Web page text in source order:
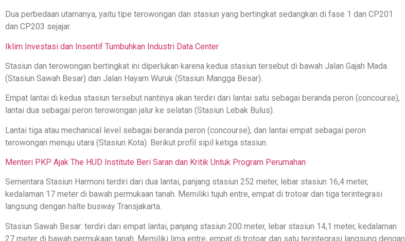
Dua perbedaan utamanya, yaitu tipe terowongan dan stasiun yang bertingkat sedangkan di fase 1 dan CP201
dan CP203 sejajar.
Iklim Investasi dan Insentif Tumbuhkan Industri Data Center
Stasiun dan terowongan bertingkat ini diperlukan karena kedua stasiun tersebut di bawah Jalan Gajah Mada
(Stasiun Sawah Besar) dan Jalan Hayam Wuruk (Stasiun Mangga Besar).
Empat lantai di kedua stasiun tersebut nantinya akan terdiri dari lantai satu sebagai beranda peron (concourse),
lantai dua sebagai peron terowongan jalur ke selatan (Stasiun Lebak Bulus).
Lantai tiga atau mechanical level sebagai beranda peron (concourse), dan lantai empat sebagai peron
terowongan menuju utara (Stasiun Kota). Berikut profil sipil ketiga stasiun.
Menteri PKP Ajak The HUD Institute Beri Saran dan Kritik Untuk Program Perumahan
Sementara Stasiun Harmoni terdiri dari dua lantai, panjang stasiun 252 meter, lebar stasiun 16,4 meter,
kedalaman 17 meter di bawah permukaan tanah. Memiliki tujuh entre, empat di trotoar dan tiga terintegrasi
langsung dengan halte busway Transjakarta.
Stasiun Sawah Besar: terdiri dari empat lantai, panjang stasiun 200 meter, lebar stasiun 14,1 meter, kedalaman
27 meter di bawah permukaan tanah. Memiliki lima entre, empat di trotoar dan satu terintegrasi langsung dengan